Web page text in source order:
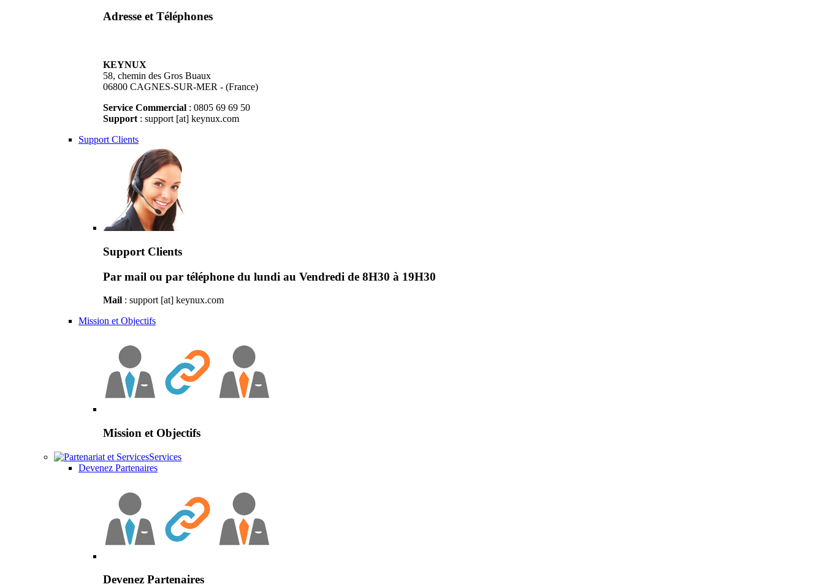
Adresse et Téléphones
KEYNUX
58, chemin des Gros Buaux
06800 CAGNES-SUR-MER - (France)
Service Commercial : 0805 69 69 50
Support : support [at] keynux.com
Support Clients
Support Clients
Par mail ou par téléphone du lundi au Vendredi de 8H30 à 19H30
Mail : support [at] keynux.com
Mission et Objectifs
Mission et Objectifs
Services
Devenez Partenaires
Devenez Partenaires